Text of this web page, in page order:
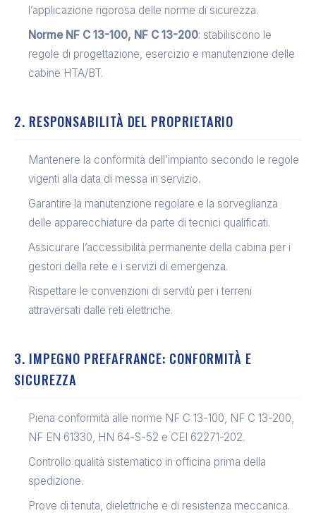
l’applicazione rigorosa delle norme di sicurezza.
Norme NF C 13-100, NF C 13-200: stabiliscono le
regole di progettazione, esercizio e manutenzione delle
cabine HTA/BT.
2. RESPONSABILITÀ DEL PROPRIETARIO
Mantenere la conformità dell’impianto secondo le regole
vigenti alla data di messa in servizio.
Garantire la manutenzione regolare e la sorveglianza
delle apparecchiature da parte di tecnici qualificati.
Assicurare l’accessibilità permanente della cabina per i
gestori della rete e i servizi di emergenza.
Rispettare le convenzioni di servitù per i terreni
attraversati dalle reti elettriche.
3. IMPEGNO PREFAFRANCE: CONFORMITÀ E
SICUREZZA
Piena conformità alle norme NF C 13-100, NF C 13-200,
NF EN 61330, HN 64-S-52 e CEI 62271-202.
Controllo qualità sistematico in officina prima della
spedizione.
Prove di tenuta, dielettriche e di resistenza meccanica.